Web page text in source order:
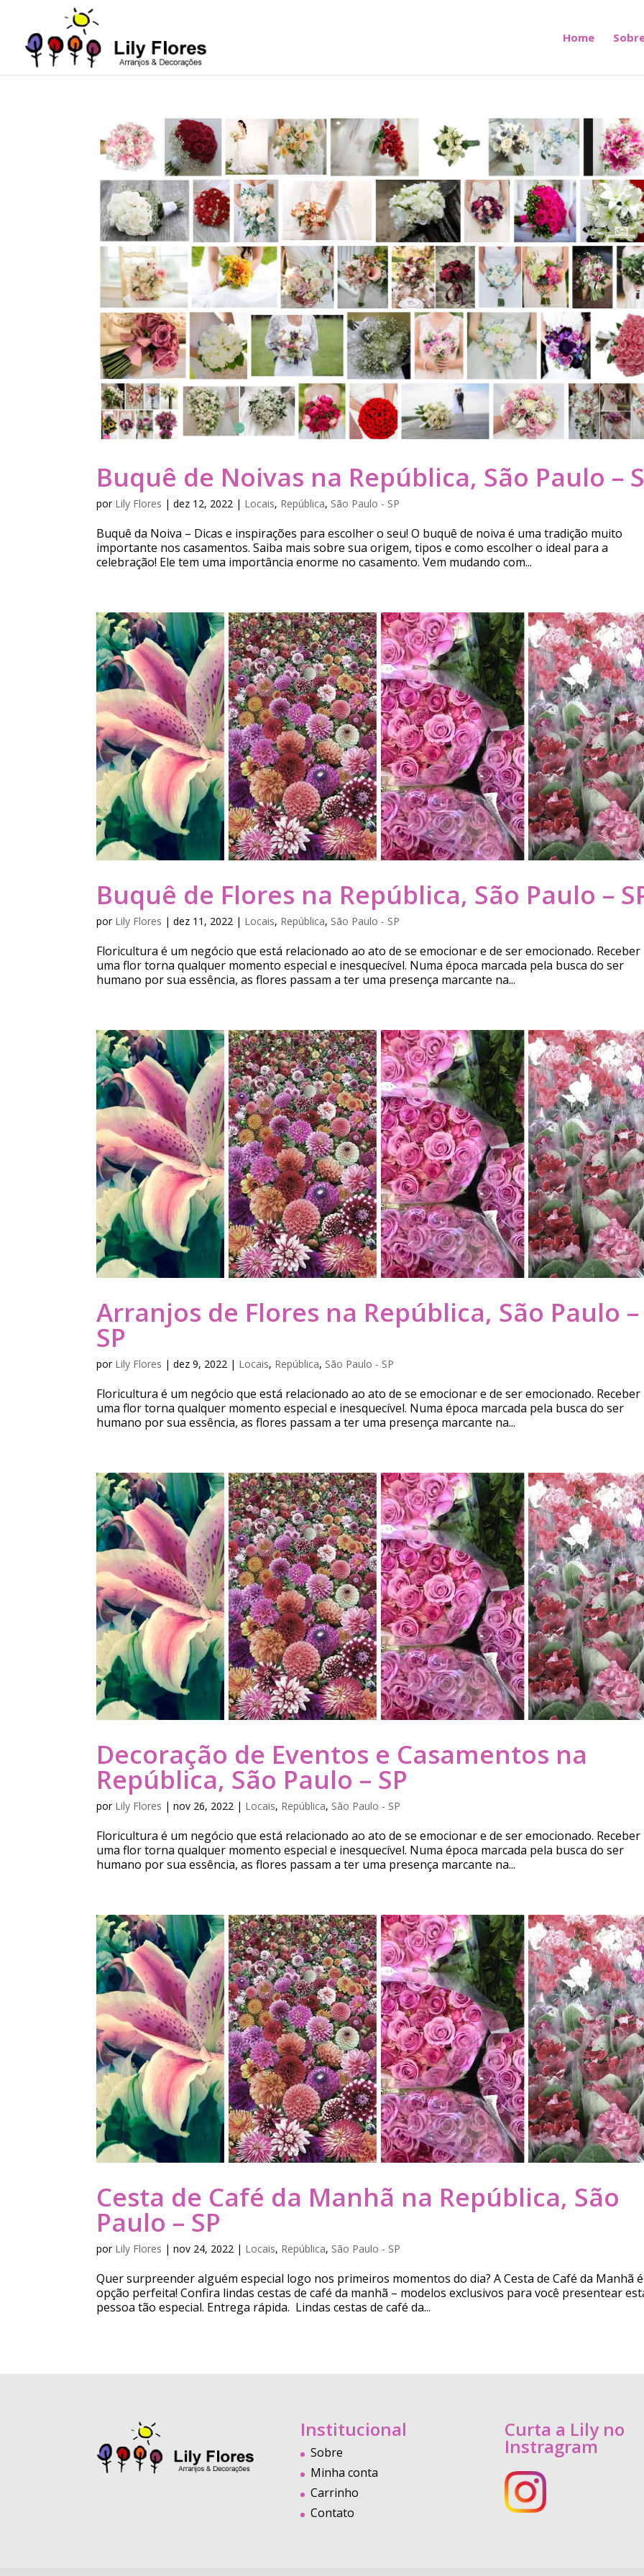
Home
Buquê de Noivas na República, São Paulo –
por Lily Flores |dez 12, 2022 | Locais, República, São Paulo - SP
Buquê da Noiva – Dicas e inspirações para escolher o seu! O buquê de noiva é uma tradição muito
importante nos casamentos. Saiba mais sobre sua origem, tipos e como escolher o ideal para a
celebração! Ele tem uma importância enorme no casamento. Vem mudando com...
Buquê de Flores na República, São Paulo –
por Lily Flores |dez 11, 2022 | Locais, República, São Paulo - SP
Floricultura é um negócio que está relacionado ao ato de se emocionar e de ser emocionado. Receber
uma flor torna qualquer momento especial e inesquecível. Numa época marcada pela busca do ser
humano por sua essência, as flores passam a ter uma presença marcante na...
Arranjos de Flores na República, São Paulo –
SP
por Lily Flores |dez 9, 2022 | Locais, República, São Paulo - SP
Floricultura é um negócio que está relacionado ao ato de se emocionar e de ser emocionado. Receber
uma flor torna qualquer momento especial e inesquecível. Numa época marcada pela busca do ser
humano por sua essência, as flores passam a ter uma presença marcante na...
Decoração de Eventos e Casamentos na
República, São Paulo – SP
por Lily Flores |nov 26, 2022 | Locais, República, São Paulo - SP
Floricultura é um negócio que está relacionado ao ato de se emocionar e de ser emocionado. Receber
uma flor torna qualquer momento especial e inesquecível. Numa época marcada pela busca do ser
humano por sua essência, as flores passam a ter uma presença marcante na...
Cesta de Café da Manhã na República, São
Paulo – SP
por Lily Flores |nov 24, 2022 | Locais, República, São Paulo - SP
Quer surpreender alguém especial logo nos primeiros momentos do dia? A Cesta de Café da Manhã
opção perfeita! Confira lindas cestas de café da manhã – modelos exclusivos para você presentear
pessoa tão especial. Entrega rápida. Lindas cestas de café da...
Institucional
Sobre
Minha conta
Carrinho
Contato
Curta a Lily no
Instragram